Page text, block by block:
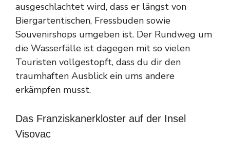
ausgeschlachtet wird, dass er längst von
Biergartentischen, Fressbuden sowie
Souvenirshops umgeben ist. Der Rundweg um
die Wasserfälle ist dagegen mit so vielen
Touristen vollgestopft, dass du dir den
traumhaften Ausblick ein ums andere
erkämpfen musst.
Das Franziskanerkloster auf der Insel
Visovac